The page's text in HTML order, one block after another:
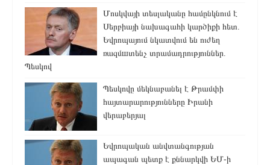
Մոսկվայի տեսլականը համընկնում է
Սերբիայի նախագահի կարծիքի հետ.
Եվրոպայում նկատվում են ուժեղ
ռազմшտենչ տրամադրություններ.
Պեսկով
Պեսկովը մեկնաբանել է Թրամփի
հայտարարությունները Իրանի
վերաբերյալ
Եվրոպական անվտանգության
ապագան պետք է քննարկվի ԵՄ-ի